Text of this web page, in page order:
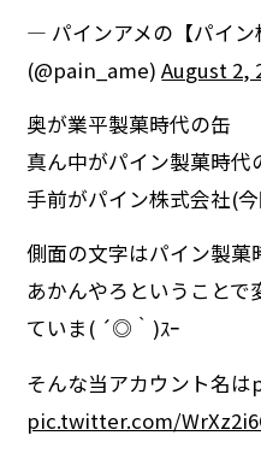
— パインアメの【パイン
(@pain_ame)August 2,
奥が業平製菓時代の缶
真ん中がパイン製菓時代
手前がパイン株式会社(
側面の文字はパイン製菓
あかんやろということ
ていま( ´◎｀)ｽｰ
そんな当アカウント名
pic.twitter.com/